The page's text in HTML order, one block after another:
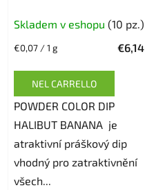
Skladem v eshopu (10 pz.)
€6,14
Prezzo
misura:
€0,07 / 1 g
NEL CARRELLO
POWDER COLOR DIP
HALIBUT BANANA je
atraktivní práškový dip
vhodný pro zatraktivnění
všech...